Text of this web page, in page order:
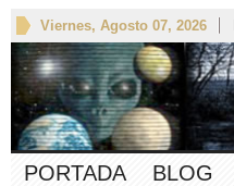
Viernes, Agosto 07, 2026
PORTADA BLOG